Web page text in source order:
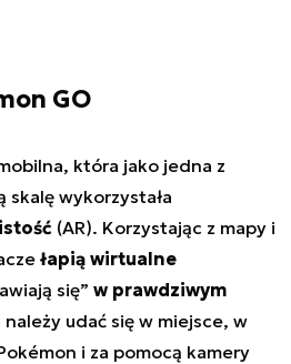
GO
która jako jedna z
skalę wykorzystała
(AR). Korzystając z mapy i
łapią wirtualne
się” w prawdziwym
należy udać się w miejsce, w
i za pomocą kamery